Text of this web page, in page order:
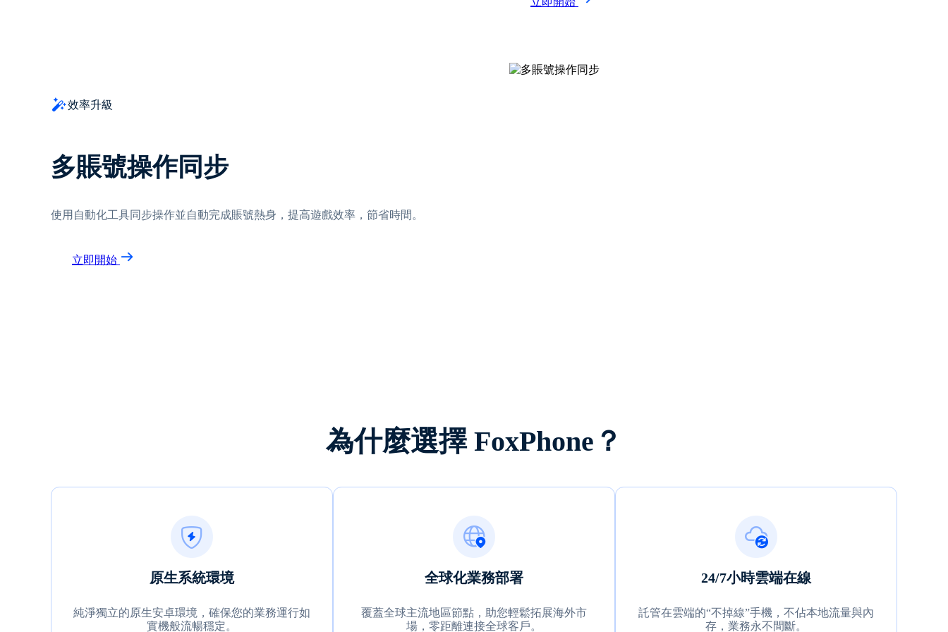
效率升級
多賬號操作同步
使用自動化工具同步操作並自動完成賬號熱身，提高遊戲效率，節省時間。
立即開始
為什麼選擇 FoxPhone？
原生系統環境
純淨獨立的原生安卓環境，確保您的業務運行如
實機般流暢穩定。
全球化業務部署
覆蓋全球主流地區節點，助您輕鬆拓展海外市
場，零距離連接全球客戶。
24/7小時雲端在線
託管在雲端的“不掉線”手機，不佔本地流量與內
存，業務永不間斷。